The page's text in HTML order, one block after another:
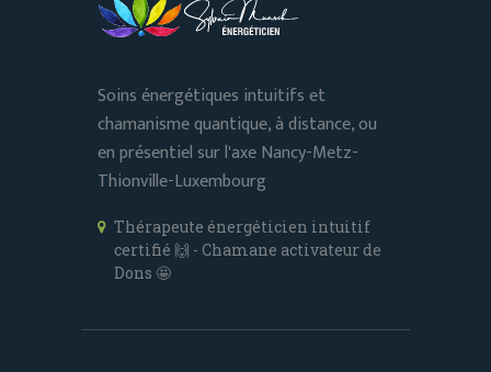
Soins énergétiques intuitifs et
chamanisme quantique, à distance, ou
en présentiel sur l'axe Nancy-Metz-
Thionville-Luxembourg
Thérapeute énergéticien intuitif
certifié 🙌 - Chamane activateur de
Dons 🤩